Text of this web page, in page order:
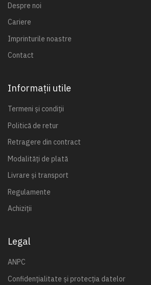
Despre noi
Cariere
Imprinturile noastre
Contact
Informații utile
Termeni și condiții
Politică de retur
Retragere din contract
Modalități de plată
Livrare și transport
Regulamente
Achiziții
Legal
ANPC
Confidențialitate și protecția datelor